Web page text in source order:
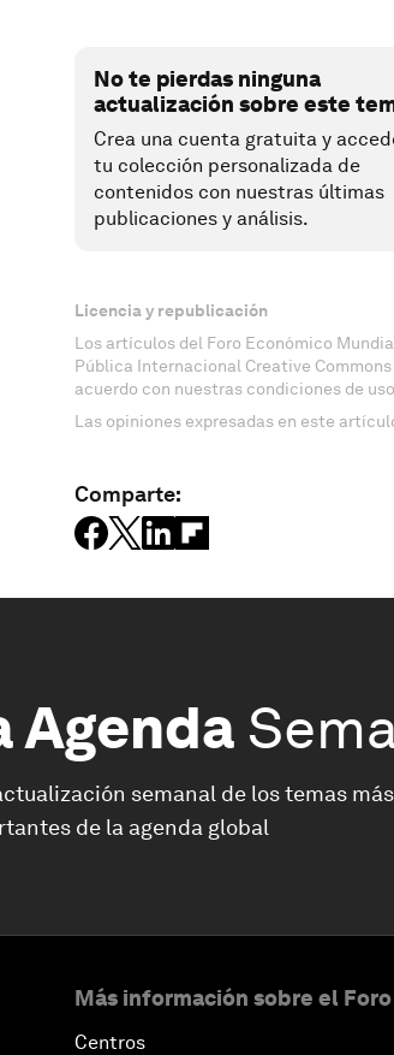
No te pierdas ninguna
actualización sobre este
Crea una cuenta gratuita y
tu colección personalizada de
contenidos con nuestras últimas
publicaciones y análisis.
Licencia y republicación
Los artículos del Foro Económico
Pública Internacional Creative
acuerdo con nuestras condiciones de
Las opiniones expresadas en este
Comparte:
Agenda
semanal de los temas más
de la agenda global
Más información sobre el Foro
Centros